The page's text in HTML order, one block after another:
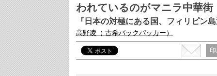
われているのがマニラ中華街
『日本の対極にある国、フィリピン
高野凌 （ 古希バックパッカー）